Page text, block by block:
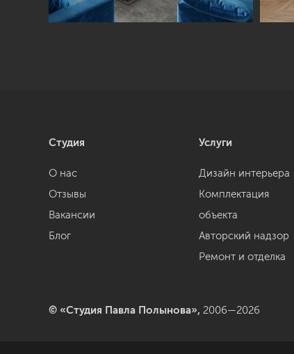
Студия
О нас
Отзывы
Вакансии
Блог
Услуги
Дизайн интерьера
Комплектация
объекта
Авторский надзор
Ремонт и отделка
© «Студия Павла Полынова», 2006—2026